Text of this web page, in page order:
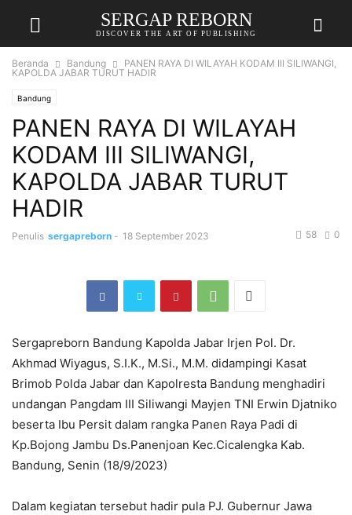
SERGAP REBORN
DISCOVER THE ART OF PUBLISHING
Beranda Bandung
PANEN RAYA DI WILAYAH KODAM III SILIWANGI,
KAPOLDA JABAR TURUT HADIR
Bandung
PANEN RAYA DI WILAYAH
KODAM III SILIWANGI,
KAPOLDA JABAR TURUT
HADIR
Penulis sergapreborn - 18 September 2023 0
58
Sergapreborn Bandung Kapolda Jabar Irjen Pol. Dr.
Akhmad Wiyagus, S.I.K., M.Si., M.M. didampingi Kasat
Brimob Polda Jabar dan Kapolresta Bandung menghadiri
undangan Pangdam III Siliwangi Mayjen TNI Erwin Djatniko
beserta Ibu Persit dalam rangka Panen Raya Padi di
Kp.Bojong Jambu Ds.Panenjoan Kec.Cicalengka Kab.
Bandung, Senin (18/9/2023)
Dalam kegiatan tersebut hadir pula PJ. Gubernur Jawa